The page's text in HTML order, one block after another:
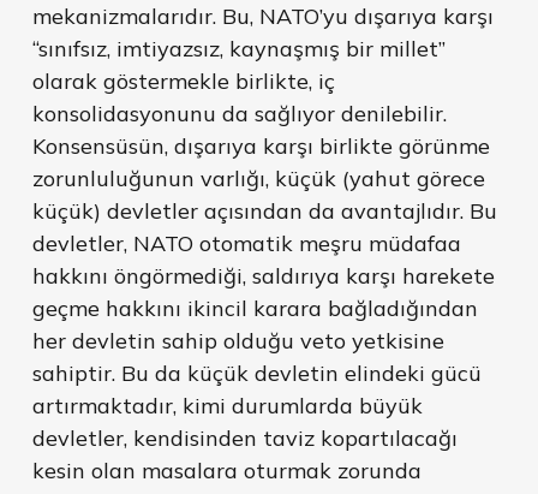
mekanizmalarıdır. Bu, NATO’yu dışarıya karşı
“sınıfsız, imtiyazsız, kaynaşmış bir millet”
olarak göstermekle birlikte, iç
konsolidasyonunu da sağlıyor denilebilir.
Konsensüsün, dışarıya karşı birlikte görünme
zorunluluğunun varlığı, küçük (yahut görece
küçük) devletler açısından da avantajlıdır. Bu
devletler, NATO otomatik meşru müdafaa
hakkını öngörmediği, saldırıya karşı harekete
geçme hakkını ikincil karara bağladığından
her devletin sahip olduğu veto yetkisine
sahiptir. Bu da küçük devletin elindeki gücü
artırmaktadır, kimi durumlarda büyük
devletler, kendisinden taviz kopartılacağı
kesin olan masalara oturmak zorunda